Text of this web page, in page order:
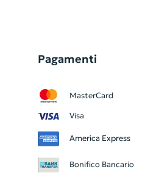
Pagamenti
MasterCard
Visa
America Express
Bonifico Bancario